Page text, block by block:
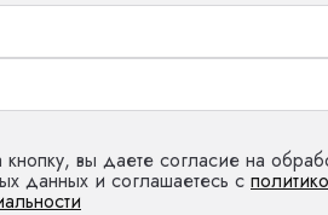
вы даете согласие на
данных и соглашаетесь с